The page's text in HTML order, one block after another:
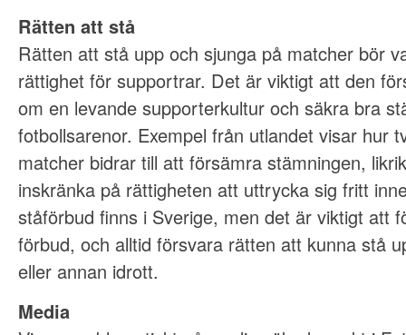
Rätten att stå
Rätten att stå upp och sjunga på matcher bör
rättighet för supportrar. Det är viktigt att den
om en levande supporterkultur och säkra bra
fotbollsarenor. Exempel från utlandet visar hur
matcher bidrar till att försämra stämningen,
inskränka på rättigheten att uttrycka sig fritt
ståförbud finns i Sverige, men det är viktigt att
förbud, och alltid försvara rätten att kunna stå
eller annan idrott.
Media